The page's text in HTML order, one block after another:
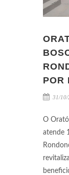
POR
31/10/
O
atende